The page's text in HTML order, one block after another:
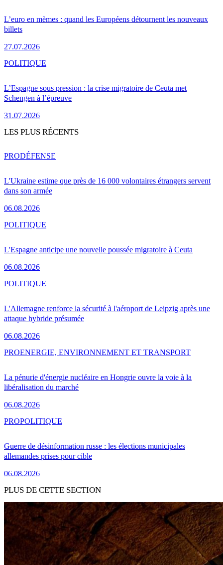
L’euro en mèmes : quand les Européens détournent les nouveaux
billets
27.07.2026
L’Espagne sous pression : la crise migratoire de Ceuta met
Schengen à l’épreuve
31.07.2026
POLITIQUE
LES PLUS RÉCENTS
L'Ukraine estime que près de 16 000 volontaires étrangers servent
dans son armée
06.08.2026
PRODÉFENSE
L'Espagne anticipe une nouvelle poussée migratoire à Ceuta
06.08.2026
POLITIQUE
L'Allemagne renforce la sécurité à l'aéroport de Leipzig après une
attaque hybride présumée
06.08.2026
POLITIQUE
La pénurie d'énergie nucléaire en Hongrie ouvre la voie à la
libéralisation du marché
06.08.2026
PROENERGIE, ENVIRONNEMENT ET TRANSPORT
Guerre de désinformation russe : les élections municipales
allemandes prises pour cible
06.08.2026
PROPOLITIQUE
PLUS DE CETTE SECTION